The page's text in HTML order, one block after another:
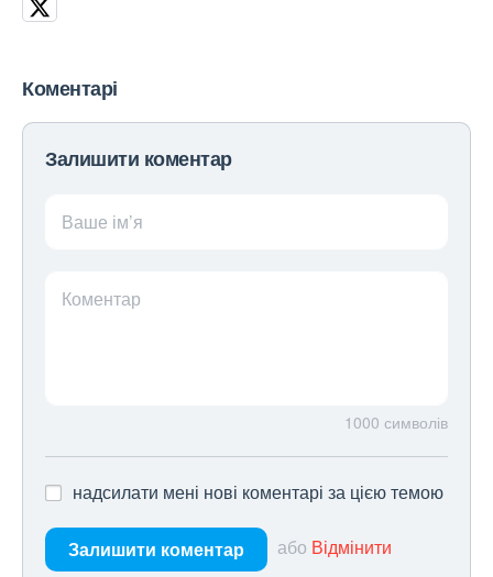
Коментарі
Залишити коментар
Ваше ім’я
Коментар
1000 символів
надсилати мені нові коментарі за цією темою
Залишити коментар або Відмінити